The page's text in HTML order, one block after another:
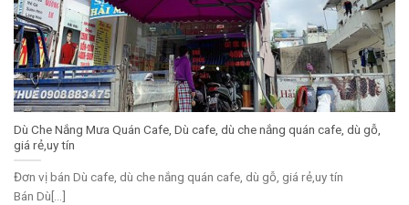
Dù Che Nắng Mưa Quán Cafe, Dù cafe, dù che nắng quán cafe, dù gỗ,
giá rẻ,uy tín
Đơn vị bán Dù cafe, dù che nắng quán cafe, dù gỗ, giá rẻ,uy tín
Bán Dù[...]